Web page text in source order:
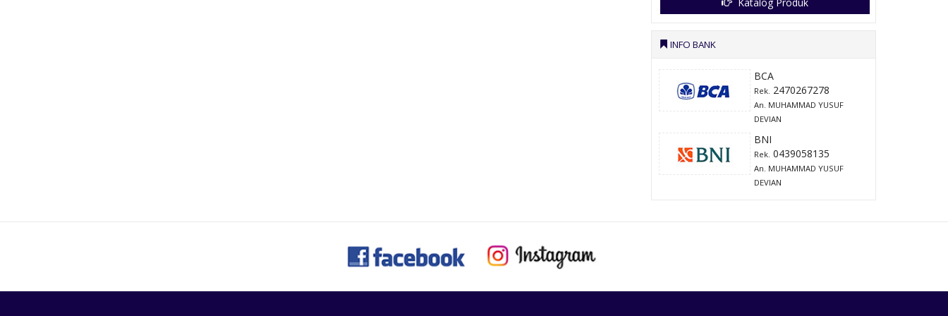
INFO BANK
BCA
Rek. 2470267278
An. MUHAMMAD YUSUF
DEVIAN
BNI
Rek. 0439058135
An. MUHAMMAD YUSUF
DEVIAN